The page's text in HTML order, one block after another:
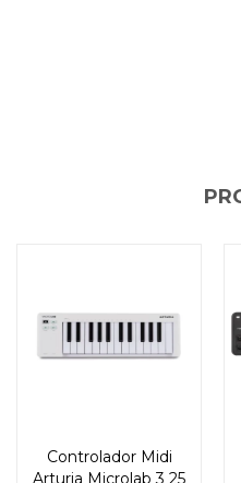
Controlador Midi
Arturia Microlab 3 25